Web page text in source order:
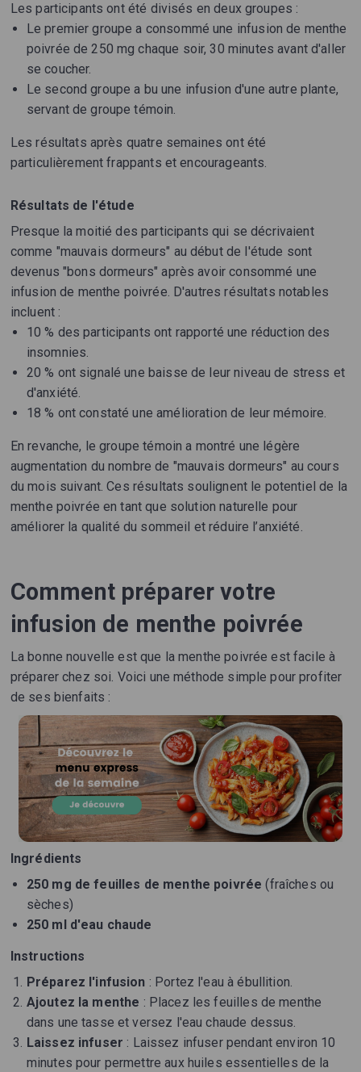
Les participants ont été divisés en deux groupes :
Le premier groupe a consommé une infusion de menthe
poivrée de 250 mg chaque soir, 30 minutes avant d'aller
se coucher.
Le second groupe a bu une infusion d'une autre plante,
servant de groupe témoin.
Les résultats après quatre semaines ont été
particulièrement frappants et encourageants.
Résultats de l'étude
Presque la moitié des participants qui se décrivaient
comme "mauvais dormeurs" au début de l'étude sont
devenus "bons dormeurs" après avoir consommé une
infusion de menthe poivrée. D'autres résultats notables
incluent :
10 % des participants ont rapporté une réduction des
insomnies.
20 % ont signalé une baisse de leur niveau de stress et
d'anxiété.
18 % ont constaté une amélioration de leur mémoire.
En revanche, le groupe témoin a montré une légère
augmentation du nombre de "mauvais dormeurs" au cours
du mois suivant. Ces résultats soulignent le potentiel de la
menthe poivrée en tant que solution naturelle pour
améliorer la qualité du sommeil et réduire l’anxiété.
Comment préparer votre
infusion de menthe poivrée
La bonne nouvelle est que la menthe poivrée est facile à
préparer chez soi. Voici une méthode simple pour profiter
de ses bienfaits :
Ingrédients
250 mg de feuilles de menthe poivrée (fraîches ou
sèches)
250 ml d'eau chaude
Instructions
Préparez l'infusion : Portez l'eau à ébullition.
Ajoutez la menthe : Placez les feuilles de menthe
dans une tasse et versez l'eau chaude dessus.
Laissez infuser : Laissez infuser pendant environ 10
minutes pour permettre aux huiles essentielles de la